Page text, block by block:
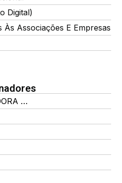
Digital)
Às Associações E Empresas
IDEALL ADMINISTRADORA DE BENEFÍCIOS